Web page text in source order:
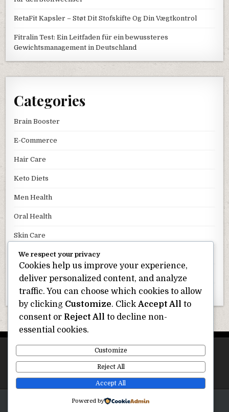
RetaFit Kapsler – Støt Dit Stofskifte Og Din Vægtkontrol
Fitralin Test: Ein Leitfaden für ein bewussteres
Gewichtsmanagement in Deutschland
Categories
Brain Booster
E-Commerce
Hair Care
Keto Diets
Men Health
Oral Health
Skin Care
Uncategorized
Weight Loss
Wellness
Copyright © 2025. Fit Pro Diet
We respect your privacy
Cookies help us improve your experience,
deliver personalized content, and analyze
traffic. You can choose which cookies to allow
by clicking Customize. Click Accept All to
consent or Reject All to decline non-
essential cookies.
Customize
Reject All
Accept All
Powered by